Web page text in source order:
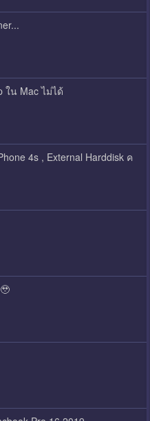
ใน Mac ไม่ได้
4s , External Harddisk ค